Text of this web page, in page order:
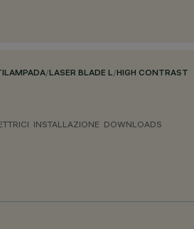
/LASER BLADE L/HIGH CONTRAST
INSTALLAZIONE DOWNLOADS